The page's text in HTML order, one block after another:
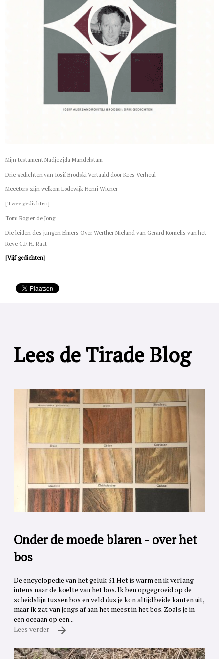
Mijn testament Nadjezjda Mandelstam
Drie gedichten van Iosif Brodski Vertaald door Kees Verheul
Meeëters zijn welkom Lodewijk Henri Wiener
[Twee gedichten]
Tomi Rogier de Jong
Die leiden des jungen Elmers Over Werther Nieland van Gerard Kornelis van het
Reve G.F.H. Raat
[Vijf gedichten]
Lees de Tirade Blog
Onder de moede blaren - over het
bos
De encyclopedie van het geluk 31 Het is warm en ik verlang
intens naar de koelte van het bos. Ik ben opgegroeid op de
scheidslijn tussen bos en veld dus je kon altijd beide kanten uit,
maar ik zat van jongs af aan het meest in het bos. Zoals je in
een oceaan op een...
Lees verder